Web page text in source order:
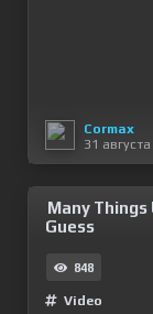
Cormax
31
Many
Guess
848
Video